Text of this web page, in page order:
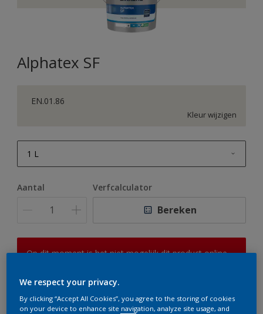
Alphatex SF
EN.01.86
Kleur wijzigen
1 L
10 L
Aantal Verfcalculator
Bereken
Op dit moment is het niet mogelijk dit product online
er hard aan om de voorraad aan te vullen.
We respect your privacy.
By clicking “Accept All Cookies”, you agree to the storing of cookies
on your device to enhance site navigation, analyze site usage, and